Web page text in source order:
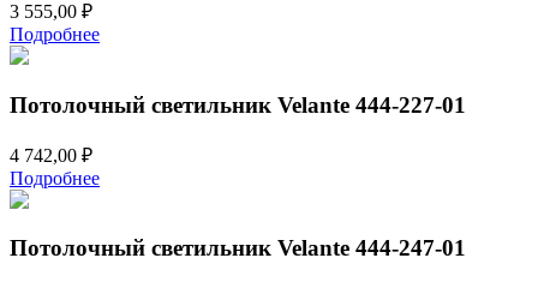
3 555,00 ₽
Подробнее
Потолочный светильник Velante 444-227-01
4 742,00 ₽
Подробнее
Потолочный светильник Velante 444-247-01